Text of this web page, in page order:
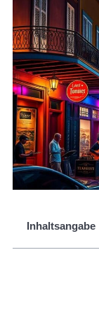
Inhaltsangabe